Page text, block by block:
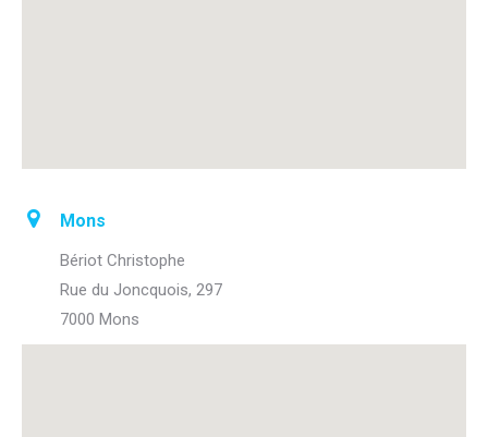
Mons
Bériot Christophe
Rue du Joncquois, 297
7000 Mons